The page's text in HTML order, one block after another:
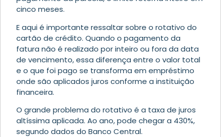
cinco meses.
E aqui é importante ressaltar sobre o rotativo do
cartão de crédito. Quando o pagamento da
fatura não é realizado por inteiro ou fora da data
de vencimento, essa diferença entre o valor total
e o que foi pago se transforma em empréstimo
onde são aplicados juros conforme a instituição
financeira.
O grande problema do rotativo é a taxa de juros
altíssima aplicada. Ao ano, pode chegar a 430%,
segundo dados do Banco Central.